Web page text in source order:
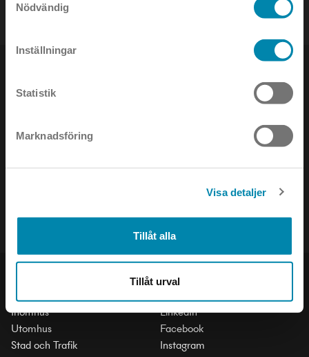
Nödvändig
Inställningar
Statistik
Marknadsföring
Visa detaljer
Tillåt alla
Tillåt urval
Håll dig uppdaterad om det senaste inom ljusets värld!
Inomhus
Utomhus
Stad och Trafik
SOCIAL
LinkedIn
Facebook
Instagram